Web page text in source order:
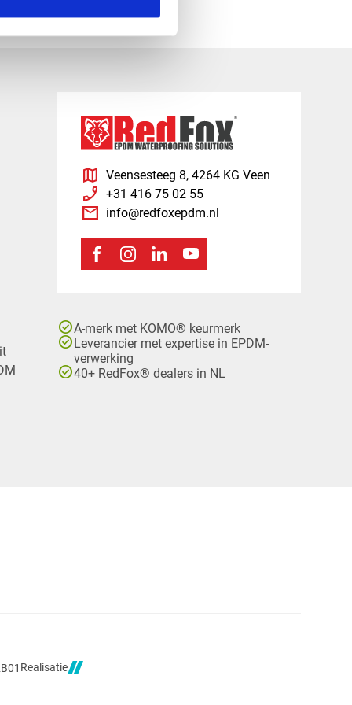
map Veensesteeg 8, 4264 KG Veen
phone_enabled +31 416 75 02 55
mail info@redfoxepdm.nl
check_circleA-merk met KOMO® keurmerk
check_circleLeverancier met expertise in EPDM-
verwerking
check_circle40+ RedFox® dealers in NL
Realisatie